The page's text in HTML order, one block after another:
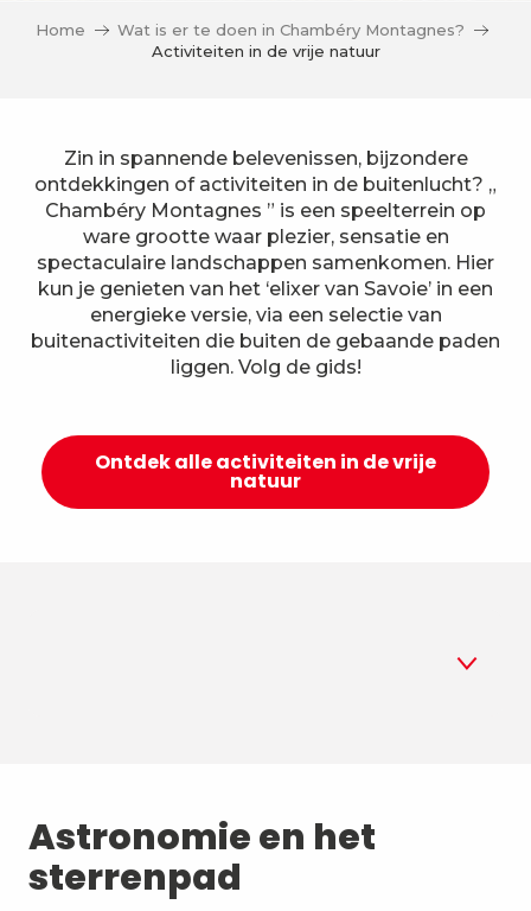
Home
Wat is er te doen in Chambéry Montagnes?
Activiteiten in de vrije natuur
Zin in spannende belevenissen, bijzondere
ontdekkingen of activiteiten in de buitenlucht? „
Chambéry Montagnes ” is een speelterrein op
ware grootte waar plezier, sensatie en
spectaculaire landschappen samenkomen. Hier
kun je genieten van het ‘elixer van Savoie’ in een
energieke versie, via een selectie van
buitenactiviteiten die buiten de gebaande paden
liggen. Volg de gids!
Ontdek alle activiteiten in de vrije
natuur
2 Zomerbiatlon
3 Luchtsporten
Astronomie en het
sterrenpad